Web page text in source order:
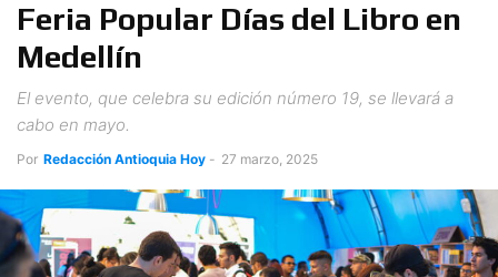
Feria Popular Días del Libro en
Medellín
El evento, que celebra su edición número 19, se llevará a
cabo en mayo.
Por Redacción Antioquia Hoy - 27 marzo, 2025